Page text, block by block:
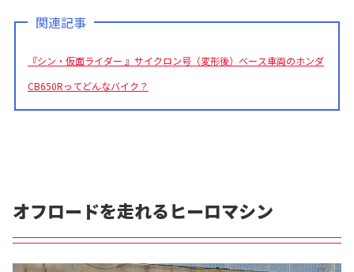
関連記事
『シン・仮面ライダー 』サイクロン号（変形後）ベース車両のホンダ
CB650Rってどんなバイク？
オフロードを走れるヒーロマシン